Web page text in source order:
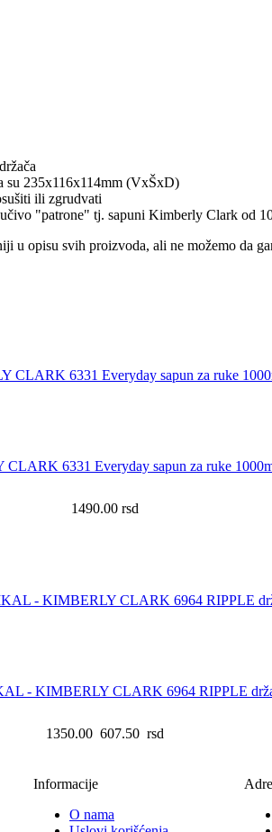
su 235x116x114mm (VxŠxD)
ili zgrudvati
"patrone" tj. sapuni Kimberly Clark od
u opisu svih proizvoda, ali ne možemo da
6331 Everyday sapun za ruke
1490.00 rsd
- KIMBERLY CLARK 6964 RIPPLE
1350.00 607.50 rsd
Informacije
O nama